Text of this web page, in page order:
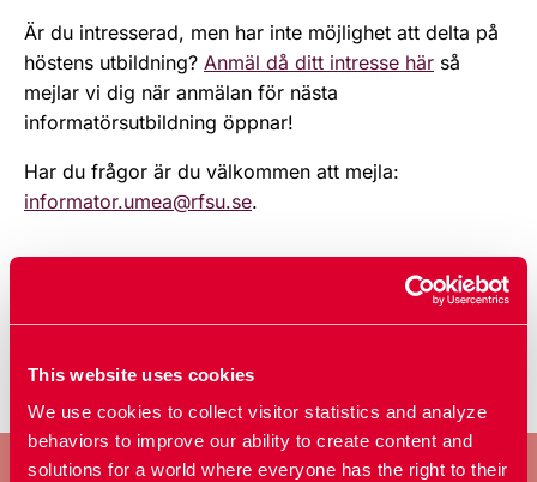
This website uses cookies
We use cookies to collect visitor statistics and analyze
behaviors to improve our ability to create content and
solutions for a world where everyone has the right to their
Är du intresserad, men har inte möjlighet att delta på
höstens utbildning? Anmäl då ditt intresse här så
mejlar vi dig när anmälan för nästa
informatörsutbildning öppnar!
Har du frågor är du välkommen att mejla:
informator.umea@rfsu.se.